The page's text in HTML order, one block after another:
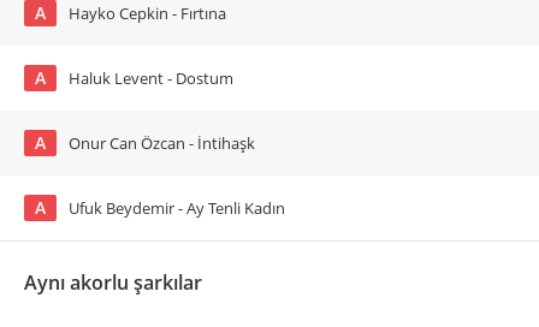
A Hayko Cepkin - Fırtına
A Haluk Levent - Dostum
A Onur Can Özcan - İntihaşk
A Ufuk Beydemir - Ay Tenli Kadın
Aynı akorlu şarkılar